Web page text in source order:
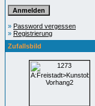
» Password vergessen
» Registrierung
Zufallsbild